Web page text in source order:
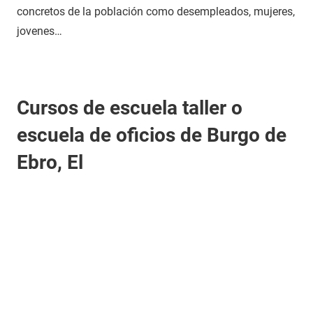
concretos de la población como desempleados, mujeres,
jovenes…
Cursos de escuela taller o
escuela de oficios de Burgo de
Ebro, El